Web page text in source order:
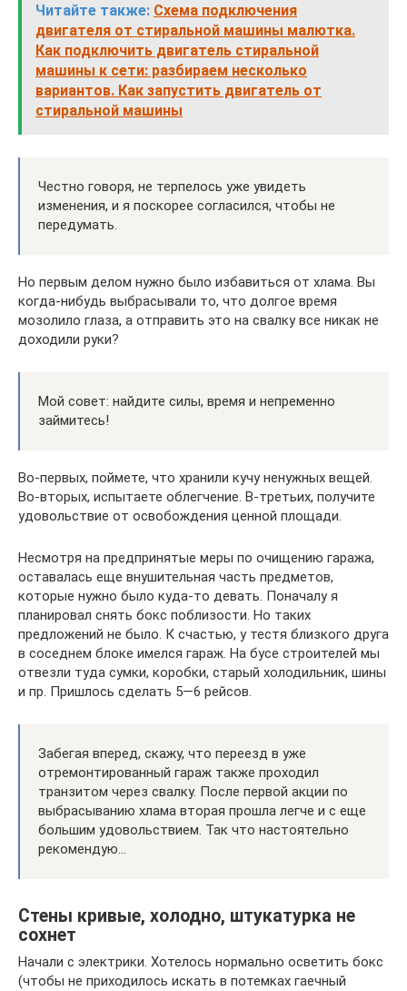
Читайте также: Схема подключения
двигателя от стиральной машины малютка.
Как подключить двигатель стиральной
машины к сети: разбираем несколько
вариантов. Как запустить двигатель от
стиральной машины
Честно говоря, не терпелось уже увидеть
изменения, и я поскорее согласился, чтобы не
передумать.
Но первым делом нужно было избавиться от хлама. Вы
когда-нибудь выбрасывали то, что долгое время
мозолило глаза, а отправить это на свалку все никак не
доходили руки?
Мой совет: найдите силы, время и непременно
займитесь!
Во-первых, поймете, что хранили кучу ненужных вещей.
Во-вторых, испытаете облегчение. В-третьих, получите
удовольствие от освобождения ценной площади.
Несмотря на предпринятые меры по очищению гаража,
оставалась еще внушительная часть предметов,
которые нужно было куда-то девать. Поначалу я
планировал снять бокс поблизости. Но таких
предложений не было. К счастью, у тестя близкого друга
в соседнем блоке имелся гараж. На бусе строителей мы
отвезли туда сумки, коробки, старый холодильник, шины
и пр. Пришлось сделать 5—6 рейсов.
Забегая вперед, скажу, что переезд в уже
отремонтированный гараж также проходил
транзитом через свалку. После первой акции по
выбрасыванию хлама вторая прошла легче и с еще
большим удовольствием. Так что настоятельно
рекомендую…
Стены кривые, холодно, штукатурка не
сохнет
Начали с электрики. Хотелось нормально осветить бокс
(чтобы не приходилось искать в потемках гаечный